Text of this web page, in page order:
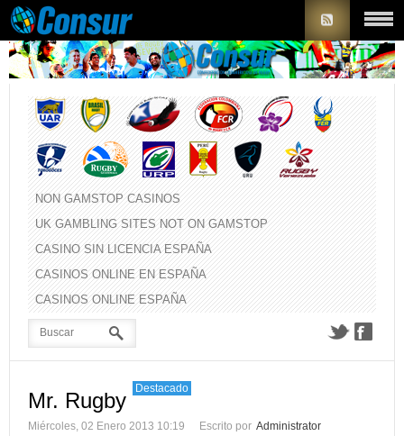
NON GAMSTOP CASINOS
UK GAMBLING SITES NOT ON GAMSTOP
CASINO SIN LICENCIA ESPAÑA
CASINOS ONLINE EN ESPAÑA
CASINOS ONLINE ESPAÑA
Mr. Rugby Destacado
Miércoles, 02 Enero 2013 10:19 Escrito por Administrator